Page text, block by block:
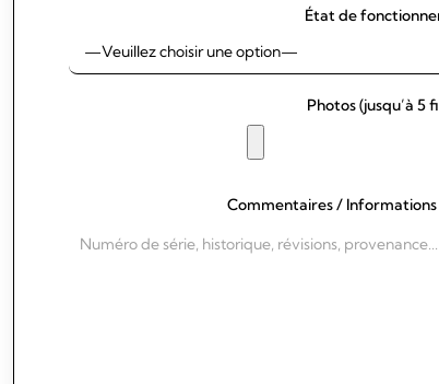
État de
Photos (jusqu’à 5
Commentaires /